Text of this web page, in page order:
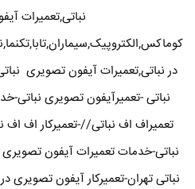
نباتی,تعمیرات
در نباتی,تعمیرات آیفون تصویری
نباتی -تعمیرآیفون تصویری نباتی-
تعمیراف اف نباتی//-تعمیرکار اف اف
نباتی-خدمات تعمیرات آیفون تصویری
نباتی تهران-تعمیرکار آیفون تصویری